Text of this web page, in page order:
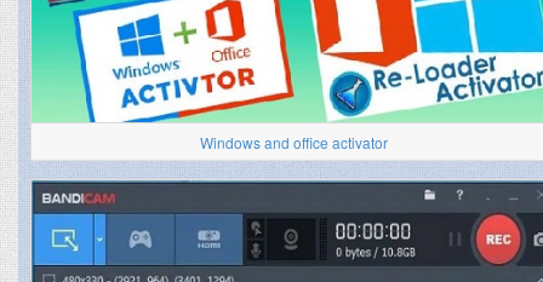
Windows and office activator